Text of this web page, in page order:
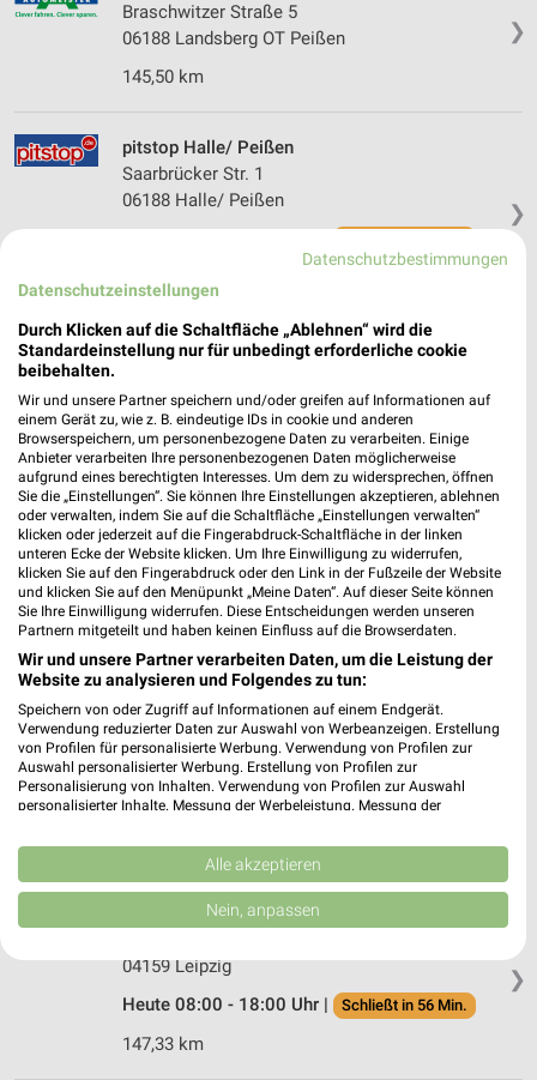
❯
Braschwitzer Straße 5
06188 Landsberg OT Peißen
145,50 km
❯
pitstop Halle/ Peißen
Saarbrücker Str. 1
06188 Halle/ Peißen
145,61 km
Autohaus Kubik Halle
06116 Halle
Heute 07:00 - 18:00 Uhr | Schließt in 56 Min.
149,66 km
pitstop Köthen
Leipziger Str. 36 l
06366 Köthen
Heute 08:00 - 17:00 Uhr |
129,32 km
AUTOMEISTER Schkeuditz
Zur Aue 2
04435 Schkeuditz
150,67 km
❯
pitstop Leipzig
04159 Leipzig
Heute 08:00 - 18:00 Uhr |
Schließt in 56 Min.
147,33 km
Datenschutzbestimmungen
Datenschutzeinstellungen
Durch Klicken auf die Schaltfläche „Ablehnen“ wird die
Standardeinstellung nur für unbedingt erforderliche cookie
beibehalten.
Wir und unsere Partner speichern und/oder greifen auf Informationen auf
einem Gerät zu, wie z. B. eindeutige IDs in cookie und anderen
Browserspeichern, um personenbezogene Daten zu verarbeiten. Einige
Anbieter verarbeiten Ihre personenbezogenen Daten möglicherweise
aufgrund eines berechtigten Interesses. Um dem zu widersprechen, öffnen
Sie die „Einstellungen“. Sie können Ihre Einstellungen akzeptieren, ablehnen
oder verwalten, indem Sie auf die Schaltfläche „Einstellungen verwalten“
klicken oder jederzeit auf die Fingerabdruck-Schaltfläche in der linken
unteren Ecke der Website klicken. Um Ihre Einwilligung zu widerrufen,
klicken Sie auf den Fingerabdruck oder den Link in der Fußzeile der Website
und klicken Sie auf den Menüpunkt „Meine Daten“. Auf dieser Seite können
Sie Ihre Einwilligung widerrufen. Diese Entscheidungen werden unseren
Partnern mitgeteilt und haben keinen Einfluss auf die Browserdaten.
Wir und unsere Partner verarbeiten Daten, um die Leistung der
Website zu analysieren und Folgendes zu tun:
Speichern von oder Zugriff auf Informationen auf einem Endgerät.
Verwendung reduzierter Daten zur Auswahl von Werbeanzeigen. Erstellung
von Profilen für personalisierte Werbung. Verwendung von Profilen zur
Auswahl personalisierter Werbung. Erstellung von Profilen zur
Personalisierung von Inhalten. Verwendung von Profilen zur Auswahl
personalisierter Inhalte. Messung der Werbeleistung. Messung der
Kombinationen von Daten aus verschiedenen Quellen. Entwicklung und
Verbesserung der Angebote. Verwendung reduzierter Daten zur Auswahl
von Inhalten.
Daten können außerhalb der Europäischen Union weitergegeben und in die
Website/App.
Partnerliste anzeigen (1 IAB-Anbieter)
IAB-Verarbeitungszwecke:
Alle akzeptieren
Nein, anpassen